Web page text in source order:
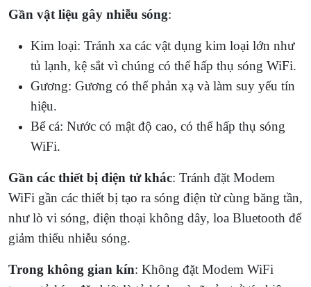
Gần vật liệu gây nhiễu sóng:
Kim loại: Tránh xa các vật dụng kim loại lớn như
tủ lạnh, kệ sắt vì chúng có thể hấp thụ sóng WiFi.
Gương: Gương có thể phản xạ và làm suy yếu tín
hiệu.
Bể cá: Nước có mật độ cao, có thể hấp thụ sóng
WiFi.
Gần các thiết bị điện tử khác: Tránh đặt Modem
WiFi gần các thiết bị tạo ra sóng điện từ cùng băng tần,
như lò vi sóng, điện thoại không dây, loa Bluetooth để
giảm thiểu nhiễu sóng.
Trong không gian kín: Không đặt Modem WiFi